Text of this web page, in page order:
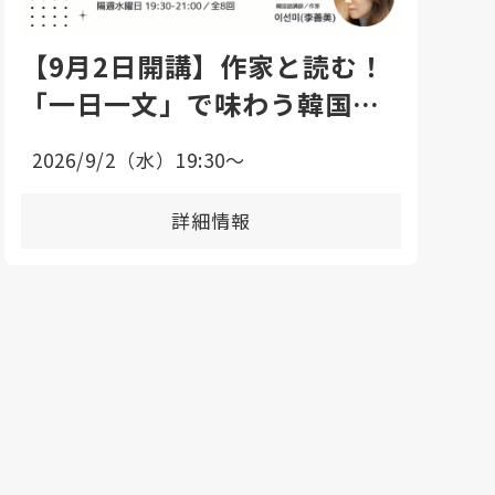
【9月2日開講】作家と読む！
「一日一文」で味わう韓国語
2026/9/2（水）19:30〜
詳細情報